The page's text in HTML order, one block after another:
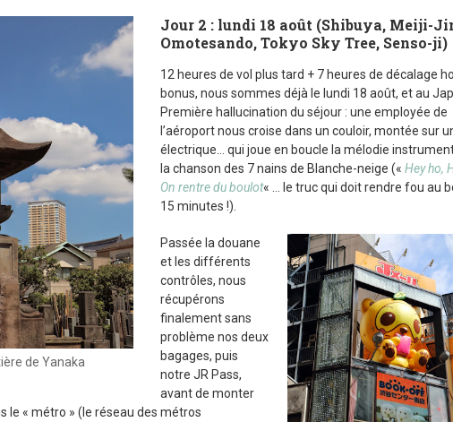
de Yanaka
Jour 2 : lundi 18 août (Shibuya, Meiji-
Omotesando, Tokyo Sky Tree, Senso-ji)
12 heures de vol plus tard + 7 heures de décalage
bonus, nous sommes déjà le lundi 18 août, et au
Première hallucination du séjour : une employée de
l’aéroport nous croise dans un couloir, montée sur
électrique… qui joue en boucle la mélodie
la chanson des 7 nains de Blanche-neige (« Hey ho,
On rentre du boulot« … le truc qui doit rendre fou au
15 minutes !).
Passée la douane
et les différents
contrôles, nous
récupérons
finalement sans
problème nos deux
bagages, puis
notre JR Pass,
avant de monter
le « métro » (le réseau des métros